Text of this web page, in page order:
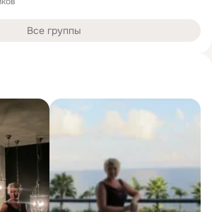
Все группы